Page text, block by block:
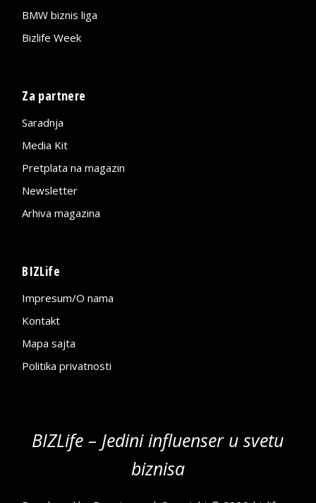
BMW biznis liga
Bizlife Week
Za partnere
Saradnja
Media Kit
Pretplata na magazin
Newsletter
Arhiva magazina
BIZLife
Impresum/O nama
Kontakt
Mapa sajta
Politika privatnosti
BIZLife – Jedini influenser u svetu
biznisa